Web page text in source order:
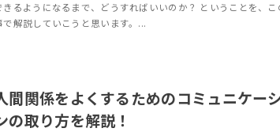
きるようになるまで、どうすればいいのか？ ということを、こ
で解説していこうと思います。...
間関係をよくするためのコミュニケー
の取り方を解説！